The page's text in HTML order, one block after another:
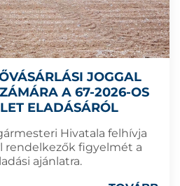
JOGGAL
A 67-2026-OS
ELADÁSÁRÓL
Hivatala felhívja
rendelkezők figyelmét a
ajánlatra.